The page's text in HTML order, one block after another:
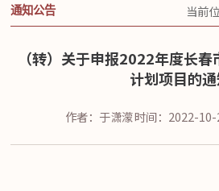
通知公告 当前
（转）关于申报2022年度长
计划项目的
作者：于潇濛时间：2022-